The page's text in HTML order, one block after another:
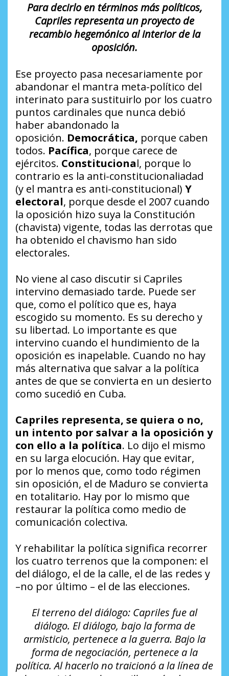
Para decirlo en términos más políticos,
Capriles representa un proyecto de
recambio hegemónico al interior de la
oposición.
Ese proyecto pasa necesariamente por
abandonar el mantra meta-político del
interinato para sustituirlo por los cuatro
puntos cardinales que nunca debió
haber abandonado la
oposición. Democrática, porque caben
todos. Pacífica, porque carece de
ejércitos. Constitucional, porque lo
contrario es la anti-constitucionaliadad
(y el mantra es anti-constitucional) Y
electoral, porque desde el 2007 cuando
la oposición hizo suya la Constitución
(chavista) vigente, todas las derrotas que
ha obtenido el chavismo han sido
electorales.
No viene al caso discutir si Capriles
intervino demasiado tarde. Puede ser
que, como el político que es, haya
escogido su momento. Es su derecho y
su libertad. Lo importante es que
intervino cuando el hundimiento de la
oposición es inapelable. Cuando no hay
más alternativa que salvar a la política
antes de que se convierta en un desierto
como sucedió en Cuba.
Capriles representa, se quiera o no,
un intento por salvar a la oposición y
con ello a la política. Lo dijo el mismo
en su larga elocución. Hay que evitar,
por lo menos que, como todo régimen
sin oposición, el de Maduro se convierta
en totalitario. Hay por lo mismo que
restaurar la política como medio de
comunicación colectiva.
Y rehabilitar la política significa recorrer
los cuatro terrenos que la componen: el
del diálogo, el de la calle, el de las redes y
–no por último – el de las elecciones.
El terreno del diálogo: Capriles fue al
diálogo. El diálogo, bajo la forma de
armisticio, pertenece a la guerra. Bajo la
forma de negociación, pertenece a la
política. Al hacerlo no traicionó a la línea de